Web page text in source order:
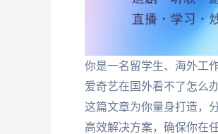
你是一名留学生、海外工
爱奇艺在国外看不了怎么
这篇文章为你量身打造，
高效解决方案，确保你在